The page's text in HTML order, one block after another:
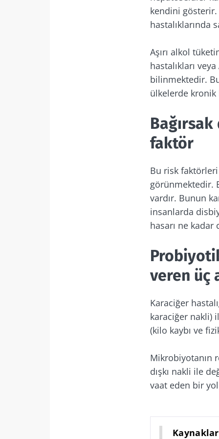
kendini
hastalıklarında
Aşırı alkol
hastalıkları
bilinmektedir.
ülkelerde kronik
faktör
Bu risk
görünmektedir.
vardır. Bunun
insanlarda
hasarı ne
veren üç
Karaciğer
karaciğer nakli)
(kilo kaybı ve
Mikrobiyotanın
dışkı nakli ile
vaat eden bir
Kaynaklar
Mikrobiyota
Mikrobiyota
Biocodex
okudum
BMI 20-35